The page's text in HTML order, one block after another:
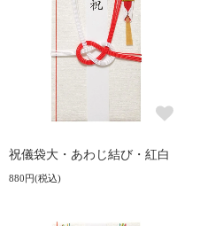
祝儀袋大・あわじ結び・紅白
880円(税込)